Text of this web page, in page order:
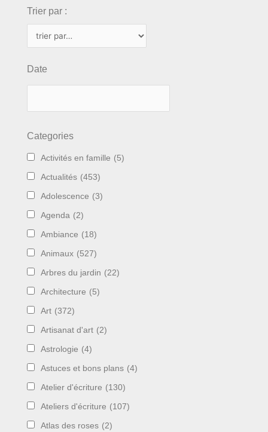
Trier par :
Date
Categories
Activités en famille (5)
Actualités (453)
Adolescence (3)
Agenda (2)
Ambiance (18)
Animaux (527)
Arbres du jardin (22)
Architecture (5)
Art (372)
Artisanat d'art (2)
Astrologie (4)
Astuces et bons plans (4)
Atelier d'écriture (130)
Ateliers d'écriture (107)
Atlas des roses (2)